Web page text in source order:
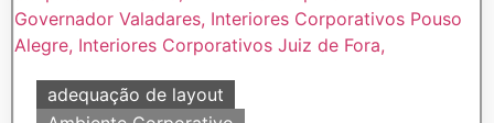
adequação de layout